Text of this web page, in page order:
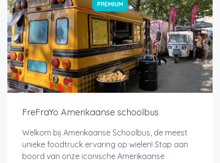
PREMIUM
FreFraYo Amerikaanse schoolbus
Welkom bij Amerikaanse Schoolbus, de meest
unieke foodtruck ervaring op wielen! Stap aan
boord van onze iconische Amerikaanse